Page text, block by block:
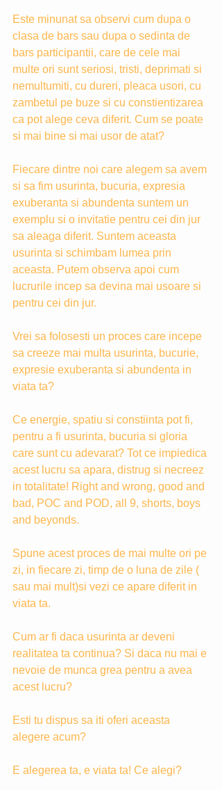
Este minunat sa observi cum dupa o
clasa de bars sau dupa o sedinta de
bars participantii, care de cele mai
multe ori sunt seriosi, tristi, deprimati si
nemultumiti, cu dureri, pleaca usori, cu
zambetul pe buze si cu constientizarea
ca pot alege ceva diferit. Cum se poate
si mai bine si mai usor de atat?
Fiecare dintre noi care alegem sa avem
si sa fim usurinta, bucuria, expresia
exuberanta si abundenta suntem un
exemplu si o invitatie pentru cei din jur
sa aleaga diferit. Suntem aceasta
usurinta si schimbam lumea prin
aceasta. Putem observa apoi cum
lucrurile incep sa devina mai usoare si
pentru cei din jur.
Vrei sa folosesti un proces care incepe
sa creeze mai multa usurinta, bucurie,
expresie exuberanta si abundenta in
viata ta?
Ce energie, spatiu si constiinta pot fi,
pentru a fi usurinta, bucuria si gloria
care sunt cu adevarat? Tot ce impiedica
acest lucru sa apara, distrug si necreez
in totalitate! Right and wrong, good and
bad, POC and POD, all 9, shorts, boys
and beyonds.
Spune acest proces de mai multe ori pe
zi, in fiecare zi, timp de o luna de zile (
sau mai mult)si vezi ce apare diferit in
viata ta.
Cum ar fi daca usurinta ar deveni
realitatea ta continua? Si daca nu mai e
nevoie de munca grea pentru a avea
acest lucru?
Esti tu dispus sa iti oferi aceasta
alegere acum?
E alegerea ta, e viata ta! Ce alegi?